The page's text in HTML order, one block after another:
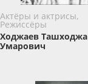
Актёры и актрисы,
Режиссёры
Ходжаев Ташходжа
Умарович